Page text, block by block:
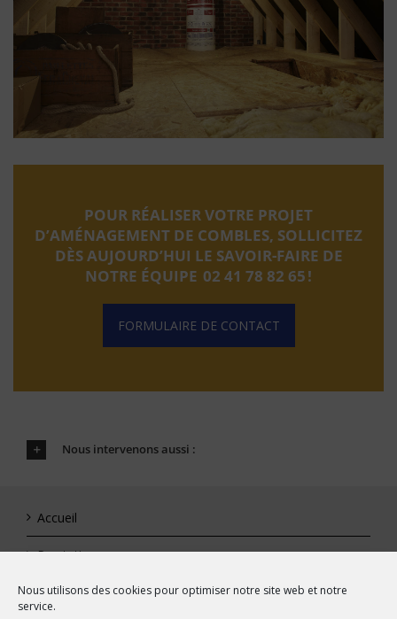
Nous utilisons des cookies pour optimiser notre site web et notre
service.
POUR RÉALISER VOTRE PROJET
D’AMÉNAGEMENT DE COMBLES, SOLLICITEZ
DÈS AUJOURD’HUI LE SAVOIR-FAIRE DE
NOTRE ÉQUIPE 02 41 78 82 65!
FORMULAIRE DE CONTACT
Nous intervenons aussi :
Accueil
Prestations
Réalisations